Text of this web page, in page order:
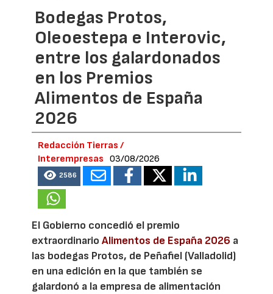
Bodegas Protos,
Oleoestepa e Interovic,
entre los galardonados
en los Premios
Alimentos de España
2026
Redacción Tierras /
Interempresas
03/08/2026
2586
El Gobierno concedió el premio
extraordinarioAlimentos de España 2026 a
las bodegas Protos, de Peñafiel (Valladolid)
en una edición en la que también se
galardonó a la empresa de alimentación